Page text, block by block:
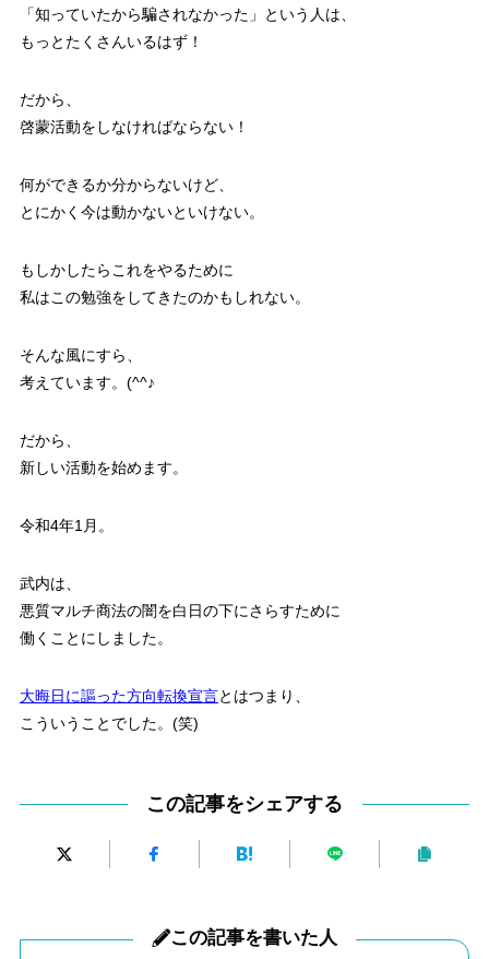
「知っていたから騙されなかった」という人は、
もっとたくさんいるはず！
だから、
啓蒙活動をしなければならない！
何ができるか分からないけど、
とにかく今は動かないといけない。
もしかしたらこれをやるために
私はこの勉強をしてきたのかもしれない。
そんな風にすら、
考えています。(^^♪
だから、
新しい活動を始めます。
令和4年1月。
武内は、
悪質マルチ商法の闇を白日の下にさらすために
働くことにしました。
大晦日に謳った方向転換宣言とはつまり、
こういうことでした。(笑)
この記事をシェアする
この記事を書いた人